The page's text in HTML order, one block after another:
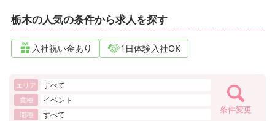
栃木の人気の条件から求人を探す
入社祝い金あり 1日体験入社OK
エリア すべて
業種 イベント
職種 すべて 条件変更